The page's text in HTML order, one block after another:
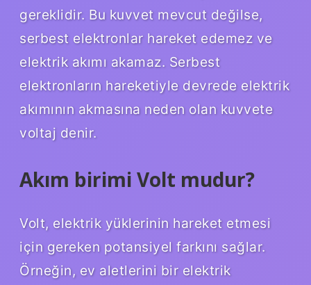
gereklidir. Bu kuvvet mevcut değilse,
serbest elektronlar hareket edemez ve
elektrik akımı akamaz. Serbest
elektronların hareketiyle devrede elektrik
akımının akmasına neden olan kuvvete
voltaj denir.
Akım birimi Volt mudur?
Volt, elektrik yüklerinin hareket etmesi
için gereken potansiyel farkını sağlar.
Örneğin, ev aletlerini bir elektrik